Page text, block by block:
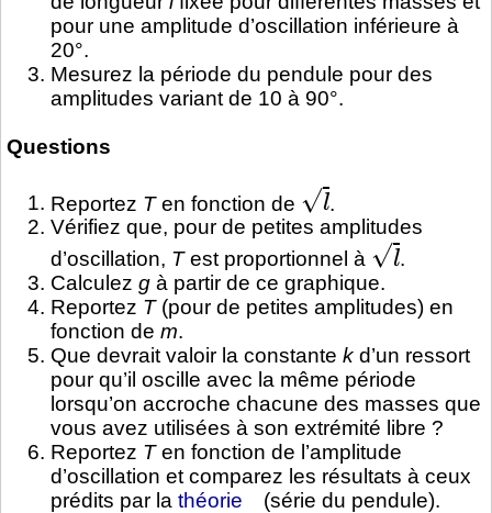
pour une amplitude d’oscillation inférieure à
20°.
Mesurez la période du pendule pour des
amplitudes variant de 10 à 90°.
Questions
Reportez Ten fonction de
.
Vérifiez que, pour de petites amplitudes
d’oscillation, Test proportionnel à
l
.
Calculez g à partir de ce graphique.
Reportez T(pour de petites amplitudes) en
fonction de m.
Que devrait valoir la constante k d’un ressort
pour qu’il oscille avec la même période
lorsqu’on accroche chacune des masses que
vous avez utilisées à son extrémité libre ?
Reportez Ten fonction de l’amplitude
d’oscillation et comparez les résultats à ceux
prédits par la théorie (série du pendule).